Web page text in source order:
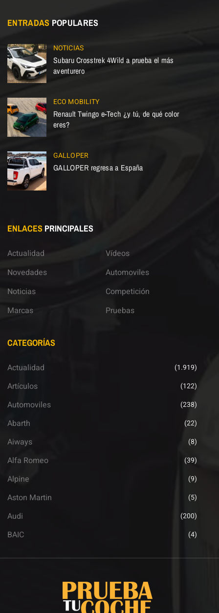
ENTRADAS POPULARES
NOTICIAS
Subaru Crosstrek 4Wild a prueba el más
aventurero
ECO MOBILITY
Renault Twingo e-Tech ¿y tú, de qué color
eres?
GALLOPER
GALLOPER regresa a España
ENLACES PRINCIPALES
Actualidad
Novedades
Noticias
Marcas
Vídeos
Automoviles
Competición
Pruebas
CATEGORÍAS
Actualidad (1.919)
Artículos (122)
Automoviles (238)
Abarth (22)
Aiways (8)
Alfa Romeo (39)
Alpine (9)
Aston Martin (5)
Audi (200)
BAIC (4)